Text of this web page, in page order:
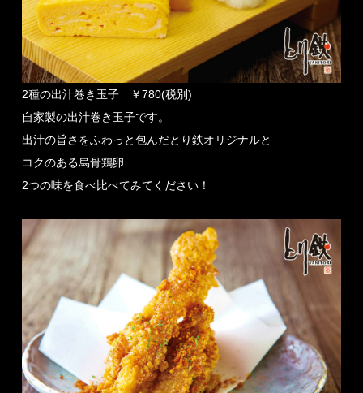
2種の出汁巻き玉子 ￥780(税別)
自家製の出汁巻き玉子です。
出汁の旨さをふわっと包んだとり鉄オリジナルと
コクのある烏骨鶏卵
2つの味を食べ比べてみてください！